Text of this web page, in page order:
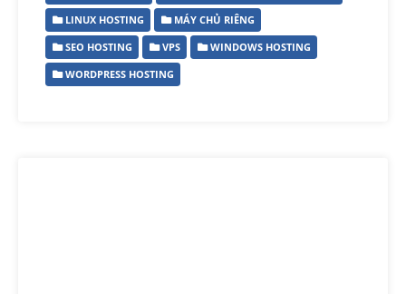
LINUX HOSTING
MÁY CHỦ RIÊNG
SEO HOSTING
VPS
WINDOWS HOSTING
WORDPRESS HOSTING